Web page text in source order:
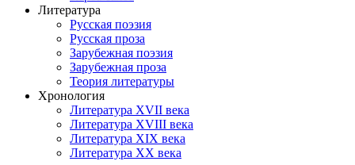
Литература
Русская поэзия
Русская проза
Зарубежная поэзия
Зарубежная проза
Теория литературы
Хронология
Литература XVII века
Литература XVIII века
Литература XIX века
Литература XX века